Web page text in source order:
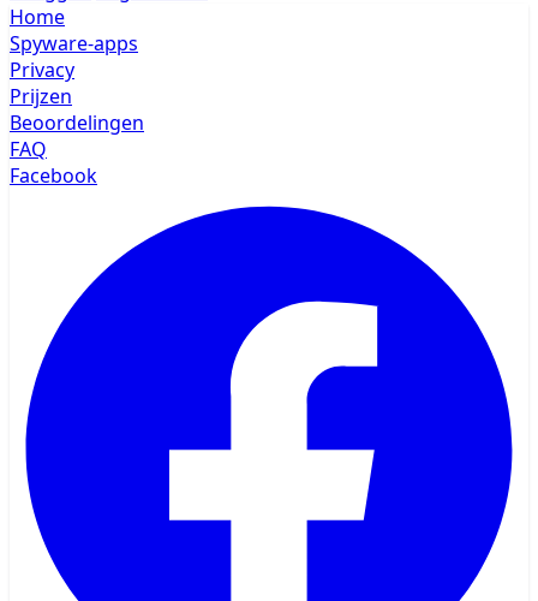
Home
Spyware-apps
Privacy
Prijzen
Beoordelingen
FAQ
Facebook